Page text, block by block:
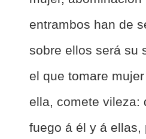
entrambos han de
sobre ellos será su
el que tomare
ella, comete vileza:
fuego á él y á ellas,